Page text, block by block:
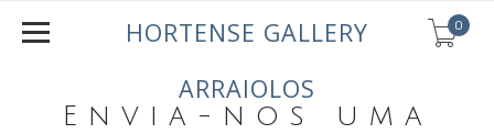
HORTENSE GALLERY
ARRAIOLOS
0
Envia-nos uma